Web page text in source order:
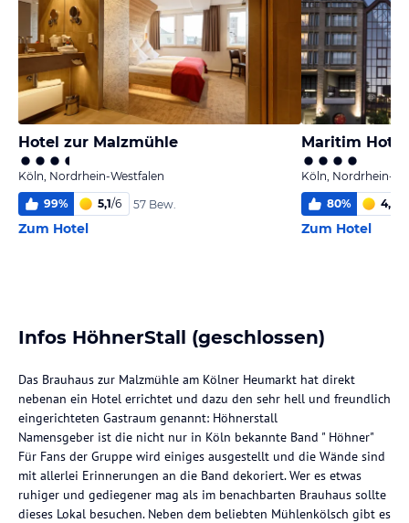
Hotel zur Malzmühle
Köln, Nordrhein-Westfalen
99% 5,1/6 57 Bew.
Zum Hotel
Maritim
Köln, Nordrhein-
80% 4,7
Zum Hotel
Infos HöhnerStall (geschlossen)
Das Brauhaus zur Malzmühle am Kölner Heumarkt hat direkt
nebenan ein Hotel errichtet und dazu den sehr hell und freundlich
eingerichteten Gastraum genannt: Höhnerstall
Namensgeber ist die nicht nur in Köln bekannte Band " Höhner"
Für Fans der Gruppe wird einiges ausgestellt und die Wände sind
mit allerlei Erinnerungen an die Band dekoriert. Wer es etwas
ruhiger und gediegener mag als im benachbarten Brauhaus sollte
dieses Lokal besuchen. Neben dem beliebten Mühlenkölsch gibt es